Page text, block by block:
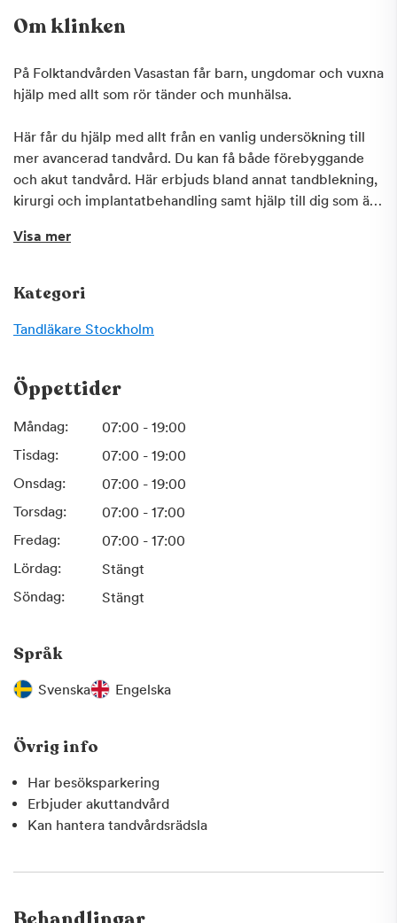
Om klinken
På Folktandvården Vasastan får barn, ungdomar och vuxna
hjälp med allt som rör tänder och munhälsa.
Här får du hjälp med allt från en vanlig undersökning till
mer avancerad tandvård. Du kan få både förebyggande
och akut tandvård. Här erbjuds bland annat tandblekning,
kirurgi och implantatbehandling samt hjälp till dig som är
Folktandvården Vasastan kan du även få Frisktandvård,
De har ett nära samarbete med Folktandvårdens
specialister. Folktandvården finns inom alla
Visa mer
Kategori
Tandläkare Stockholm
Öppettider
Måndag:
07:00 - 19:00
Tisdag:
07:00 - 19:00
Onsdag:
07:00 - 19:00
Torsdag:
07:00 - 17:00
Fredag:
07:00 - 17:00
Lördag:
Stängt
Söndag:
Stängt
Språk
Svenska Engelska
Övrig info
Har besöksparkering
Erbjuder akuttandvård
Kan hantera tandvårdsrädsla